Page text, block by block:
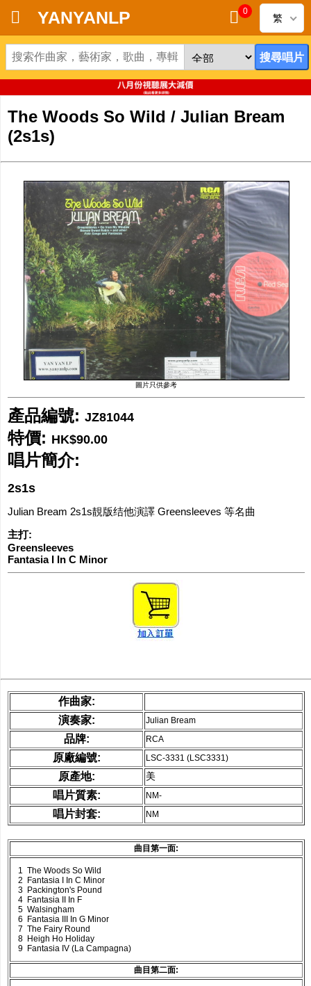
首頁
新到黑膠唱片
新到CD
黑膠唱片
CD
清貨
清貨發燒零件
關於唱片
網購/發貨付運
聯糸我們
YANYANLP 0
繁
The Woods So Wild / Julian Bream
(2s1s)
圖片只供參考
產品編號: JZ81044
特價: HK$90.00
唱片簡介:
2s1s
Julian Bream 2s1s靚版结他演譯 Greensleeves 等名曲
主打:
Greensleeves
Fantasia I In C Minor
作曲家:
演奏家:
Julian Bream
品牌: RCA
原廠編號: LSC-3331 (LSC3331)
原產地: 美
唱片質素: NM-
唱片封套: NM
曲目第一面:
1 The Woods So Wild
2 Fantasia I In C Minor
3 Packington's Pound
4 Fantasia II In F
5 Walsingham
6 Fantasia III In G Minor
7 The Fairy Round
8 Heigh Ho Holiday
9 Fantasia IV (La Campagna)
曲目第二面: